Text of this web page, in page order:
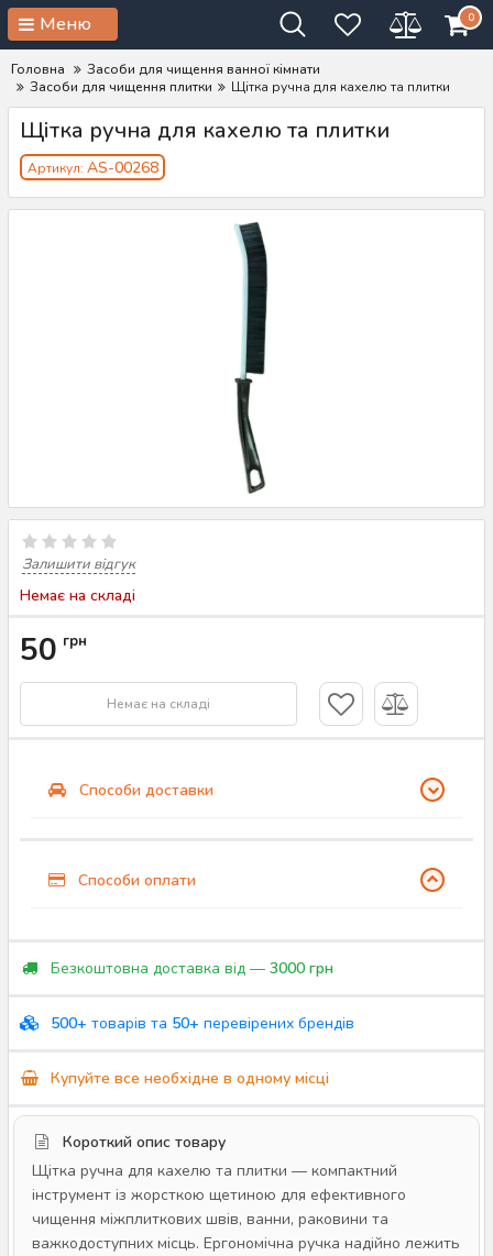
Меню 0
Головна
Засоби для чищення ванної кімнати
Засоби для чищення плитки
Щітка ручна для кахелю та плитки
Щітка ручна для кахелю та плитки
Артикул: AS-00268
Залишити відгук
Немає на складі
50 грн
Немає на складі
Способи доставки
Способи оплати
Безкоштовна доставка від — 3000 грн
500+ товарів та 50+ перевірених брендів
Купуйте все необхідне в одному місці
Короткий опис товару
Щітка ручна для кахелю та плитки — компактний
інструмент із жорсткою щетиною для ефективного
чищення міжплиткових швів, ванни, раковини та
важкодоступних місць. Ергономічна ручка надійно лежить